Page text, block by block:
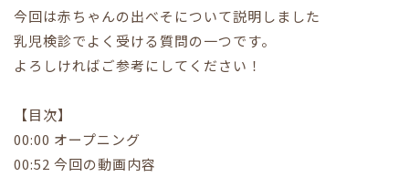
今回は赤ちゃんの出べそについて説明しました
乳児検診でよく受ける質問の一つです。
よろしければご参考にしてください！
【目次】
00:00 オープニング
00:52 今回の動画内容